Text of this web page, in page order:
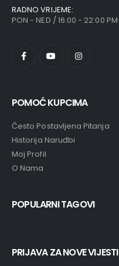
RADNO VRIJEME:
PON - NED / 16:00 - 22:00 PM
POMOĆ KUPCIMA
Često Postavljena Pitanja
Historija Naruđbi
Moj Profil
O Nama
POPULARNI TAGOVI
PRIJAVA ZA NOVE VIJESTI